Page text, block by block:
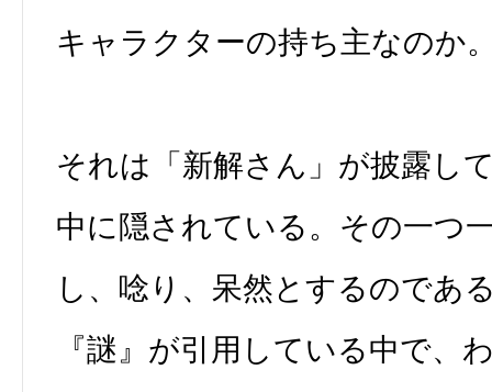
キャラクターの持ち主なのか
それは「新解さん」が披露し
中に隠されている。その一つ
し、唸り、呆然とするのであ
『謎』が引用している中で、